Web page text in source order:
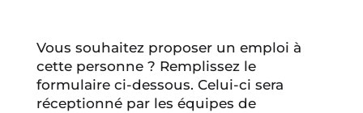
Vous souhaitez proposer un emploi à
cette personne ? Remplissez le
formulaire ci-dessous. Celui-ci sera
réceptionné par les équipes de